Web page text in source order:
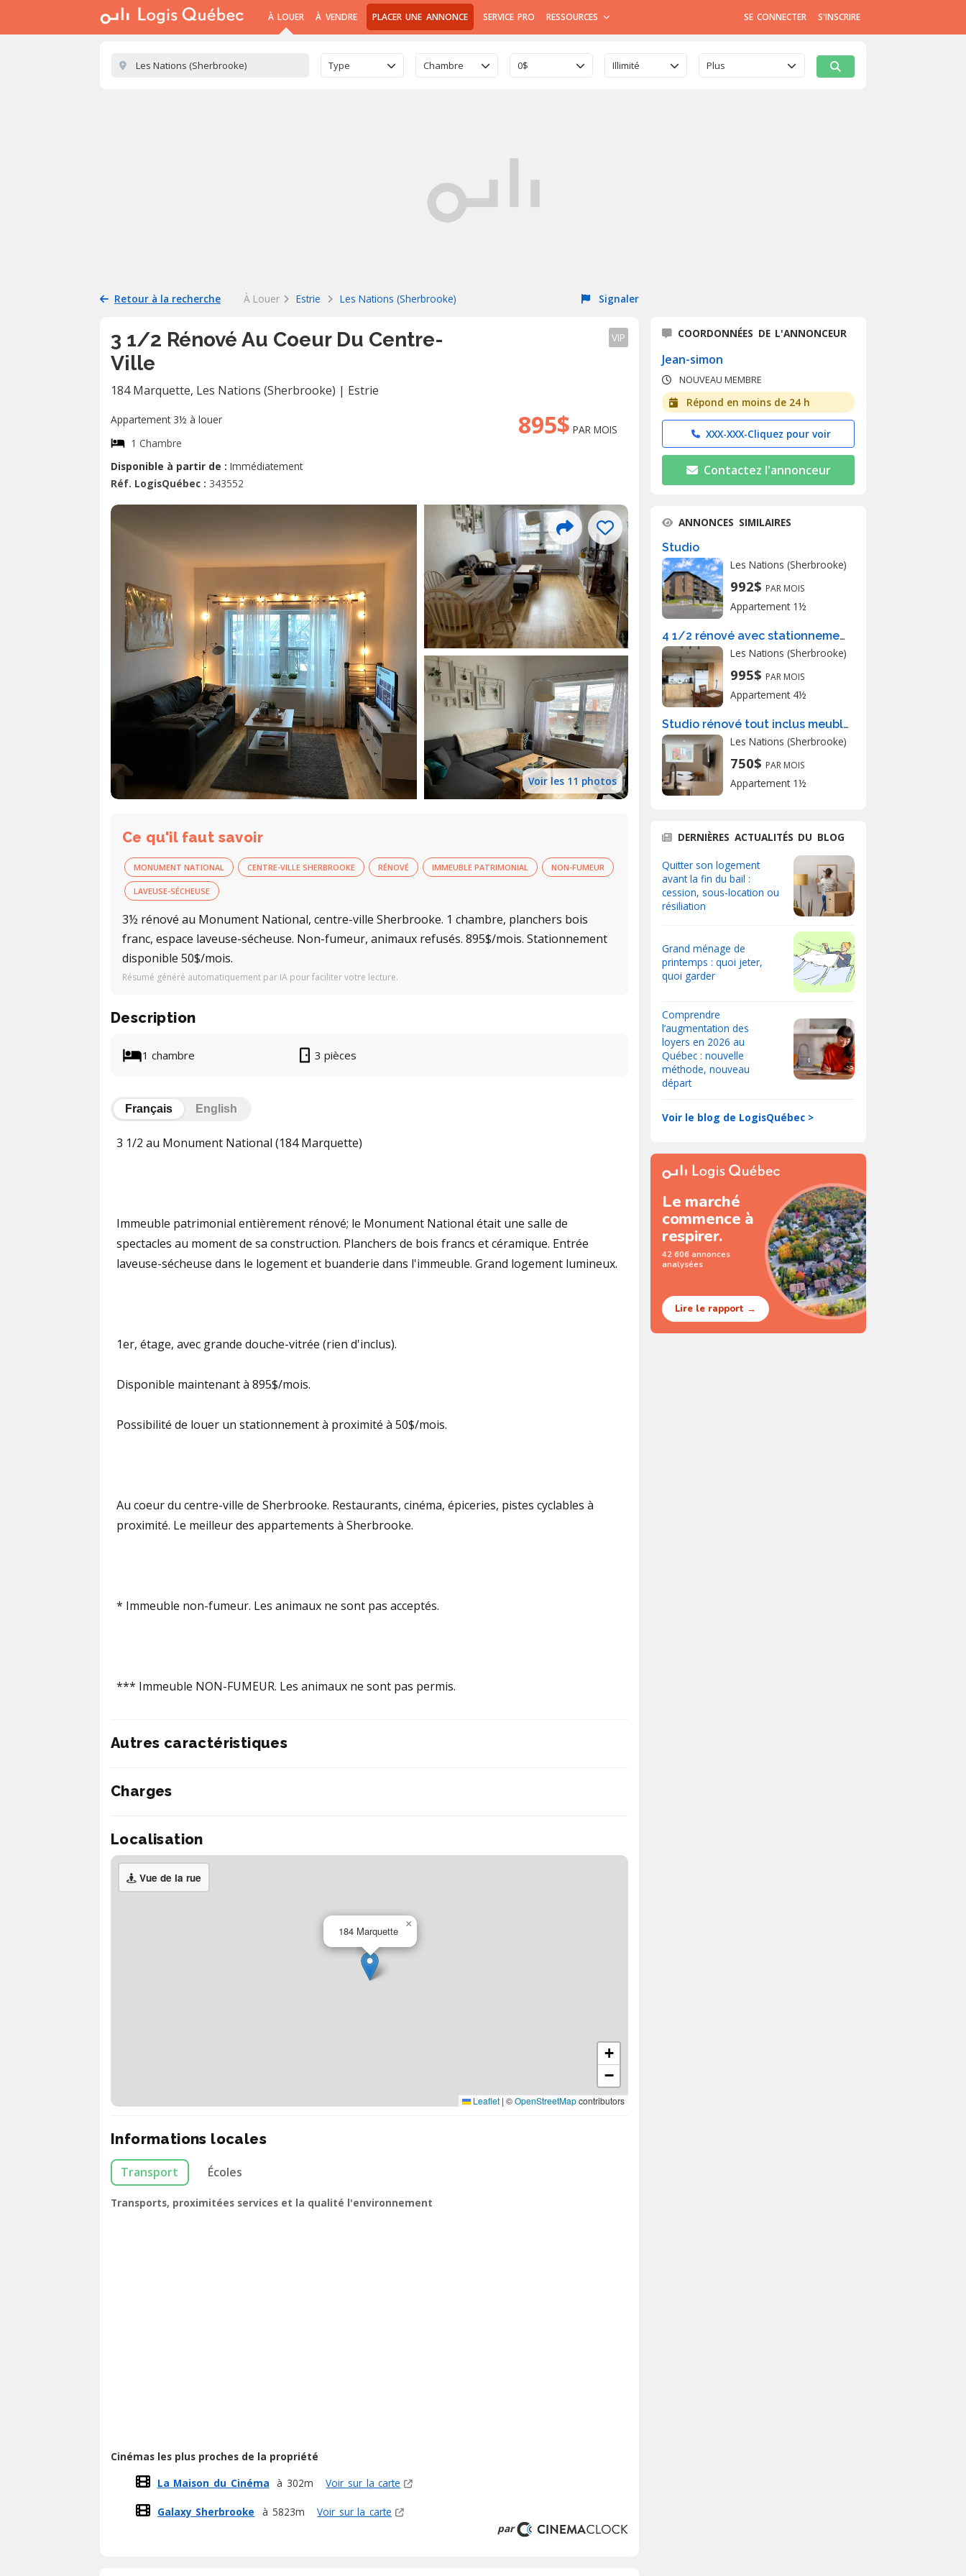
À LOUER À VENDRE PLACER UNE ANNONCE SERVICE PRO RESSOURCES SE CONNECTER S'INSCRIRE
Type Chambre 0$ Illimité Plus
Retour à la recherche À Louer Estrie Les Nations (Sherbrooke) Signaler
3 1/2 Rénové Au Coeur Du Centre-
Ville
VIP
184 Marquette, Les Nations (Sherbrooke) | Estrie
895$ PAR MOIS
Appartement 3½ à louer
1 Chambre
Disponible à partir de : Immédiatement
Réf. LogisQuébec : 343552
Voir les 11 photos
Ce qu'il faut savoir
MONUMENT NATIONAL CENTRE-VILLE SHERBROOKE RÉNOVÉ IMMEUBLE PATRIMONIAL NON-FUMEUR
LAVEUSE-SÉCHEUSE
3½ rénové au Monument National, centre-ville Sherbrooke. 1 chambre, planchers bois
franc, espace laveuse-sécheuse. Non-fumeur, animaux refusés. 895$/mois. Stationnement
disponible 50$/mois.
Résumé généré automatiquement par IA pour faciliter votre lecture.
Description
1 chambre 3 pièces
Français English
3 1/2 au Monument National (184 Marquette)
Immeuble patrimonial entièrement rénové; le Monument National était une salle de
spectacles au moment de sa construction. Planchers de bois francs et céramique. Entrée
laveuse-sécheuse dans le logement et buanderie dans l'immeuble. Grand logement lumineux.
1er, étage, avec grande douche-vitrée (rien d'inclus).
Disponible maintenant à 895$/mois.
Possibilité de louer un stationnement à proximité à 50$/mois.
Au coeur du centre-ville de Sherbrooke. Restaurants, cinéma, épiceries, pistes cyclables à
proximité. ​Le meilleur des appartements à Sherbrooke.
* Immeuble non-fumeur. Les animaux ne sont pas acceptés.
*** Immeuble NON-FUMEUR. Les animaux ne sont pas permis.
Autres caractéristiques
Charges
Localisation
Vue de la rue
184 Marquette
×
+
−
Leaflet | ©OpenStreetMapcontributors
Informations locales
Transport Écoles
Transports, proximitées services et la qualité l'environnement
Cinémas les plus proches de la propriété
La Maison du Cinéma à 302m Voir sur la carte
Galaxy Sherbrooke à 5823m
Voir sur la carte
par
COORDONNÉES DE L'ANNONCEUR
Jean-simon
NOUVEAU MEMBRE
Répond en moins de 24 h
XXX-XXX-Cliquez pour voir
Contactez l'annonceur
ANNONCES SIMILAIRES
Studio
Les Nations (Sherbrooke)
992$ PAR MOIS
Appartement 1½
4 1/2 rénové avec stationnement, électro
Les Nations (Sherbrooke)
995$ PAR MOIS
Appartement 4½
Studio rénové tout inclus meublé
Les Nations (Sherbrooke)
750$ PAR MOIS
Appartement 1½
DERNIÈRES ACTUALITÉS DU BLOG
Quitter son logement
avant la fin du bail :
cession, sous-location ou
résiliation
Grand ménage de
printemps : quoi jeter,
quoi garder
Comprendre
l’augmentation des
loyers en 2026 au
Québec : nouvelle
méthode, nouveau
départ
Voir le blog de LogisQuébec >
Le marché
commence à
respirer.
42 606 annonces
analysées
Lire le rapport →